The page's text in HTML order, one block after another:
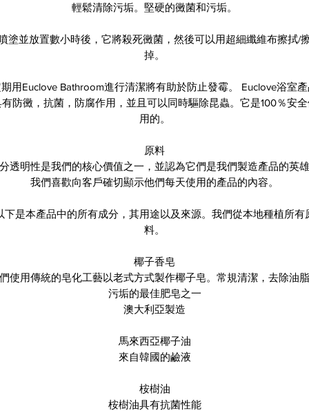
輕鬆清除污垢。堅硬的黴菌和污垢。
塗並放置數小時後，它將殺死黴菌，然後可以用超細纖維布擦拭/
掉。
用Euclove Bathroom進行清潔將有助於防止發霉。 Euclove浴室產
防黴，抗菌，防腐作用，並且可以同時驅除昆蟲。它是100％安全
用的。
原料
透明性是我們的核心價值之一，並認為它們是我們製造產品的英雄
我們喜歡向客戶確切顯示他們每天使用的產品的內容。
下是本產品中的所有成分，其用途以及來源。我們從本地種植所有
料。
椰子香皂
使用傳統的皂化工藝以老式方式製作椰子皂。常規清潔，去除油
污垢的最佳肥皂之一
澳大利亞製造
馬來西亞椰子油
來自韓國的鹼液
桉樹油
桉樹油具有抗菌性能